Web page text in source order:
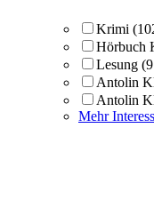
Krimi
Hörbuch
Lesung
Antolin
Antolin
Mehr